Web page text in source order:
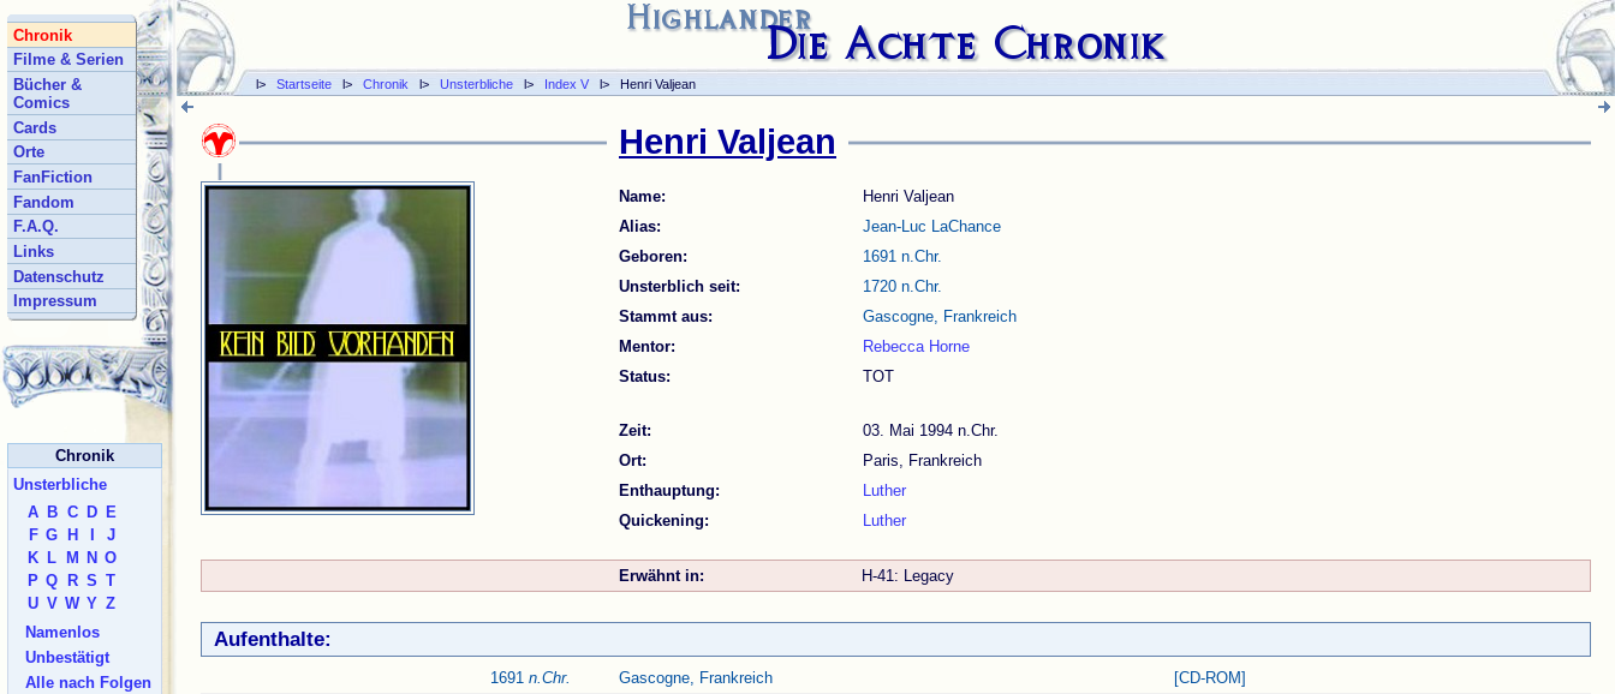
l> Startseite l> Chronik l> Unsterbliche l> Index V l> Henri Valjean
Henri Valjean
Name:
Henri Valjean
Alias:
Jean-Luc LaChance
Geboren:
1691 n.Chr.
Unsterblich seit:
1720 n.Chr.
Stammt aus:
Gascogne, Frankreich
Mentor:
Rebecca Horne
Status:
TOT
Zeit:
03. Mai 1994 n.Chr.
Ort:
Paris, Frankreich
Enthauptung:
Luther
Quickening:
Luther
Erwähnt in: H-41: Legacy
Aufenthalte:
1691 n.Chr. Gascogne, Frankreich
[CD-ROM]
Chronik
Filme & Serien
Bücher &
Comics
Cards
Orte
FanFiction
Fandom
F.A.Q.
Links
Datenschutz
Impressum
Chronik
Unsterbliche
A B C D E
F G H
J
K L M N O
P Q R S T
U V W Y Z
Namenlos
Unbestätigt
Alle nach Folgen